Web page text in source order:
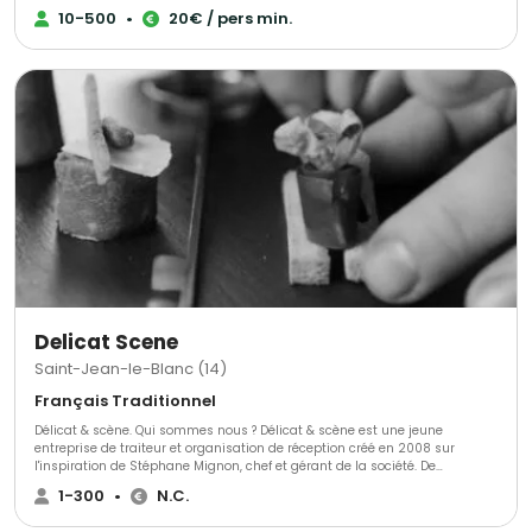
inoubliable.
10-500 • 20€ / pers min.
Delicat Scene
Saint-Jean-le-Blanc (14)
Français Traditionnel
Délicat & scène. Qui sommes nous ? Délicat & scène est une jeune
entreprise de traiteur et organisation de réception créé en 2008 sur
l'inspiration de Stéphane Mignon, chef et gérant de la société. De
formation universitaire, Stéphane Mignon est rapidement rattrapé par les
gènes développé dans son histoire familiale, ceux des cuisiniers et
1-300 • N.C.